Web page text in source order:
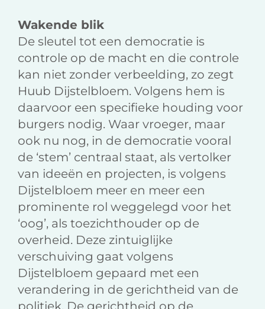
Wakende blik
De sleutel tot een democratie is
controle op de macht en die controle
kan niet zonder verbeelding, zo zegt
Huub Dijstelbloem. Volgens hem is
daarvoor een specifieke houding voor
burgers nodig. Waar vroeger, maar
ook nu nog, in de democratie vooral
de ‘stem’ centraal staat, als vertolker
van ideeën en projecten, is volgens
Dijstelbloem meer en meer een
prominente rol weggelegd voor het
‘oog’, als toezichthouder op de
overheid. Deze zintuiglijke
verschuiving gaat volgens
Dijstelbloem gepaard met een
verandering in de gerichtheid van de